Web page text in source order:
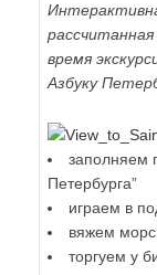
время
Азбуку
заполняем
Петербурга”
играем в
вяжем
торгуем у